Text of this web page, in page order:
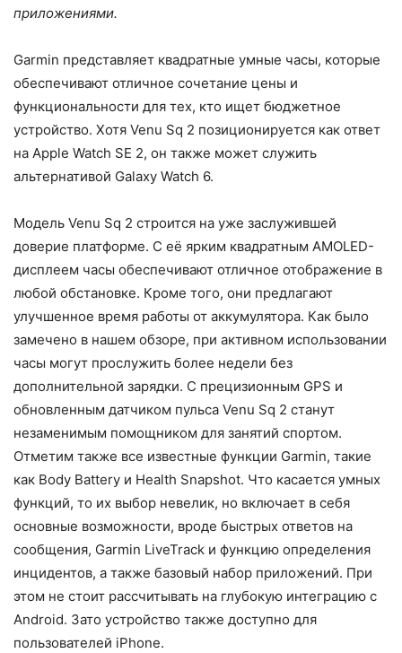
приложениями.
Garmin представляет квадратные умные часы, которые
обеспечивают отличное сочетание цены и
функциональности для тех, кто ищет бюджетное
устройство. Хотя Venu Sq 2 позиционируется как ответ
на Apple Watch SE 2, он также может служить
альтернативой Galaxy Watch 6.
Модель Venu Sq 2 строится на уже заслужившей
доверие платформе. С её ярким квадратным AMOLED-
дисплеем часы обеспечивают отличное отображение в
любой обстановке. Кроме того, они предлагают
улучшенное время работы от аккумулятора. Как было
замечено в нашем обзоре, при активном использовании
часы могут прослужить более недели без
дополнительной зарядки. С прецизионным GPS и
обновленным датчиком пульса Venu Sq 2 станут
незаменимым помощником для занятий спортом.
Отметим также все известные функции Garmin, такие
как Body Battery и Health Snapshot. Что касается умных
функций, то их выбор невелик, но включает в себя
основные возможности, вроде быстрых ответов на
сообщения, Garmin LiveTrack и функцию определения
инцидентов, а также базовый набор приложений. При
этом не стоит рассчитывать на глубокую интеграцию с
Android. Зато устройство также доступно для
пользователей iPhone.